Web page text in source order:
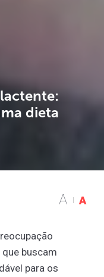
dieta
A A
buscam
para os